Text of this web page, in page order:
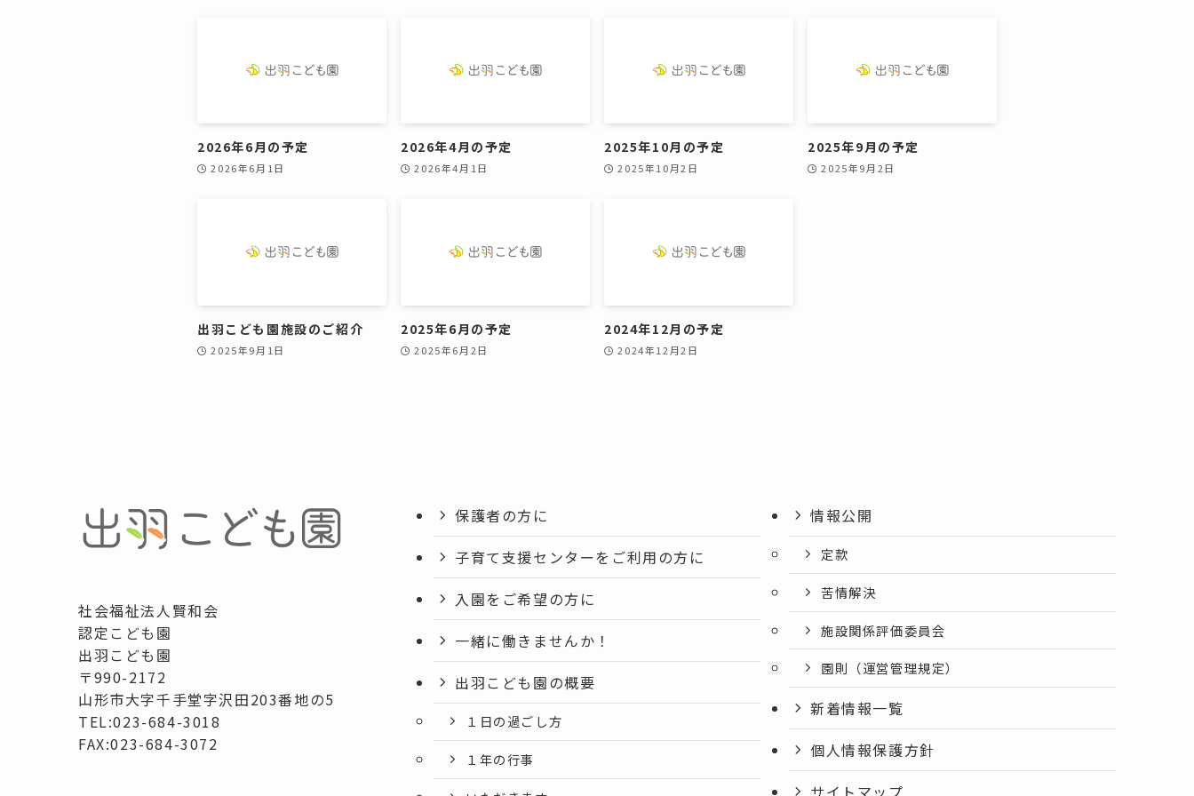
2026年6月の予定
2026年6月1日
2026年4月の予定
2026年4月1日
2025年10月の予定
2025年10月2日
2025年9月の予定
2025年9月2日
出羽こども園施設のご紹介
2025年9月1日
2025年6月の予定
2025年6月2日
2024年12月の予定
2024年12月2日
社会福祉法人賢和会
認定こども園
出羽こども園
〒990-2172
山形市大字千手堂字沢田203番地の5
TEL:023-684-3018
FAX:023-684-3072
保護者の方に
子育て支援センターをご利用の方に
入園をご希望の方に
一緒に働きませんか！
出羽こども園の概要
１日の過ごし方
１年の行事
情報公開
定款
苦情解決
施設関係評価委員会
園則（運営管理規定）
新着情報一覧
個人情報保護方針
サイトマップ